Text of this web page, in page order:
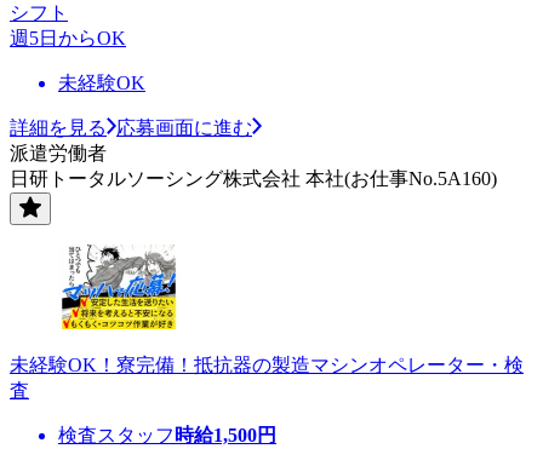
シフト
週5日からOK
未経験OK
詳細を見る
応募画面に進む
派遣労働者
日研トータルソーシング株式会社 本社(お仕事No.5A160)
未経験OK！寮完備！抵抗器の製造マシンオペレーター・検
査
検査スタッフ 時給1,500円